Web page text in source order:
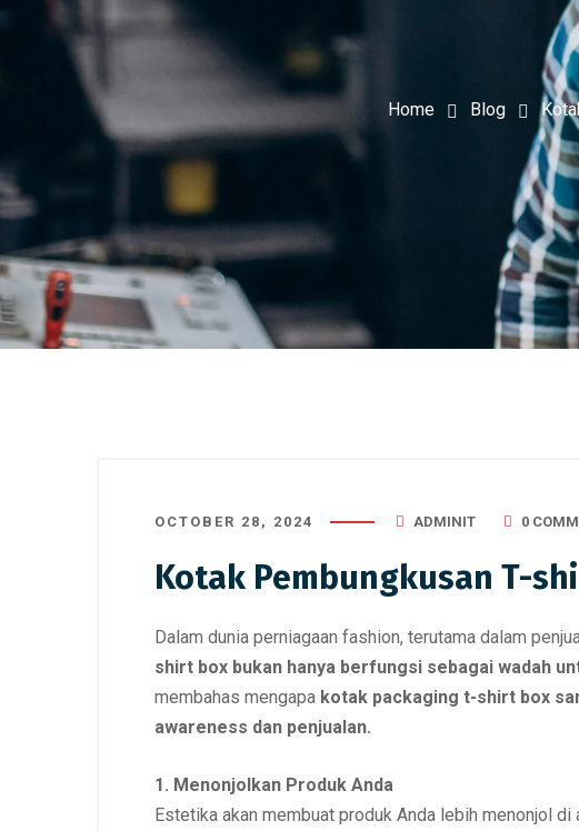
Home Blog
OCTOBER 28, 2024 ADMINIT 0
Kotak Pembungkusan T-
Dalam dunia perniagaan fashion, terutama dalam
shirt box bukan hanya berfungsi sebagai wadah
membahas mengapa kotak packaging t-shirt box
awareness dan penjualan.
1. Menonjolkan Produk Anda
Estetika akan membuat produk Anda lebih menonjol di